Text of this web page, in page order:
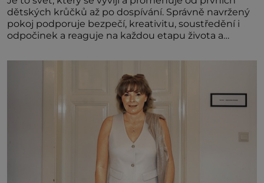
dětských krůčků až po dospívání. Správně navržený
pokoj podporuje bezpečí, kreativitu, soustředění i
odpočinek a reaguje na každou etapu života a
jednoduchost, měkkost a bezpečí, proto by pokoj